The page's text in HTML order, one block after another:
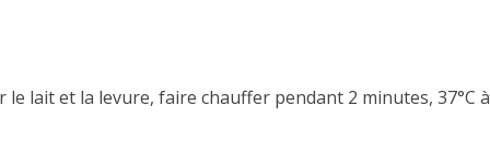
lait et la levure, faire chauffer pendant 2 minutes, 37°C à